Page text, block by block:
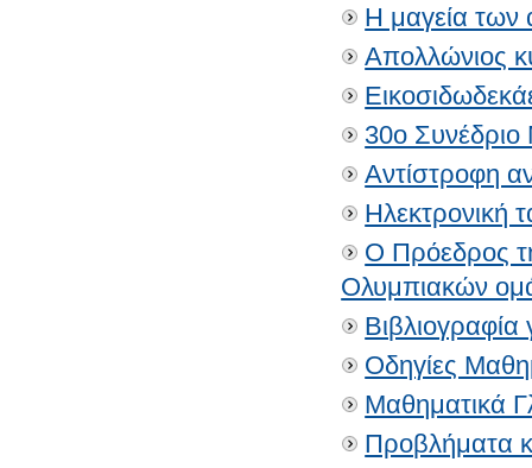
Η μαγεία των
Απολλώνιος
30o
Αντίστροφη
Ηλεκτρονική
Ο Πρόεδρος
Ολυμπιακών
Οδηγίες
Μαθηματικά
Προβλήματα